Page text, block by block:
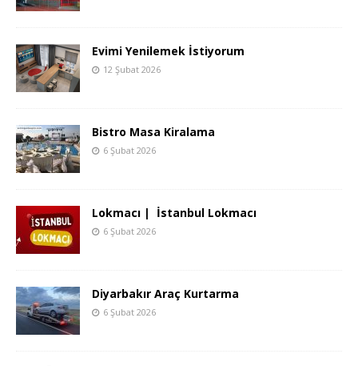
Evimi Yenilemek İstiyorum
12 Şubat 2026
Bistro Masa Kiralama
6 Şubat 2026
Lokmacı | İstanbul Lokmacı
6 Şubat 2026
Diyarbakır Araç Kurtarma
6 Şubat 2026